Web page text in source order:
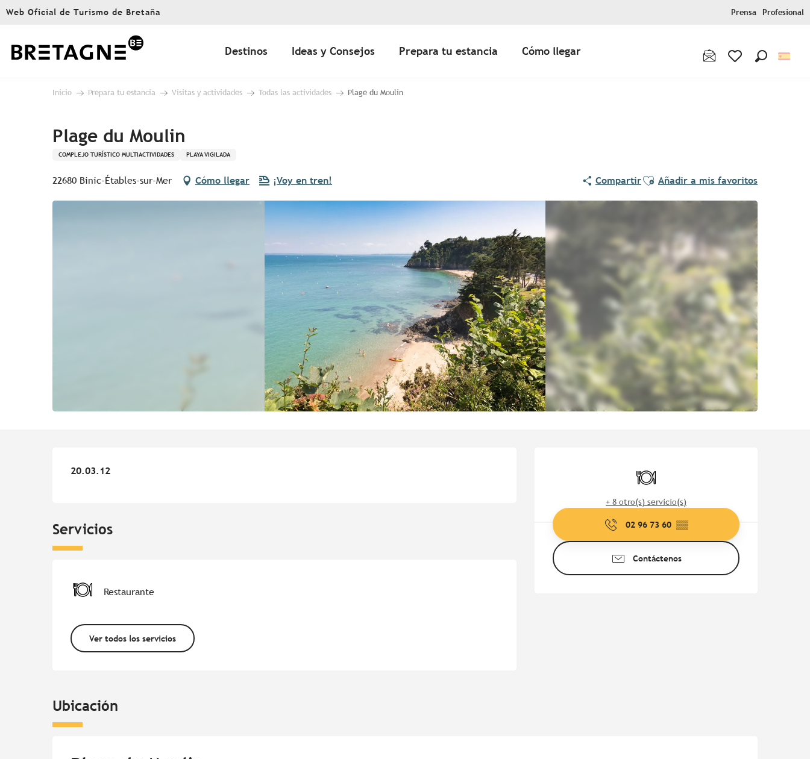
Aller
principal
Web Oficial de Turismo de Bretaña Prensa Profesional
Destinos Ideas y Consejos Prepara tu estancia Cómo llegar
Inicio Prepara tu estancia Visitas y actividades Todas las actividades Plage du Moulin
Plage du Moulin
COMPLEJO TURÍSTICO MULTIACTIVIDADES PLAYA VIGILADA
22680 Binic-Étables-sur-Mer Cómo llegar ¡Voy en tren! CompartirAjouter aux favoris
Añadir a mis favoritos
Restaurante
+ 8 otro(s) servicio(s)
02 96 73 60 ▒▒
Contáctenos
20.03.12
20.03.12
Servicios
Restaurante
Ver todos los servicios
Ubicación